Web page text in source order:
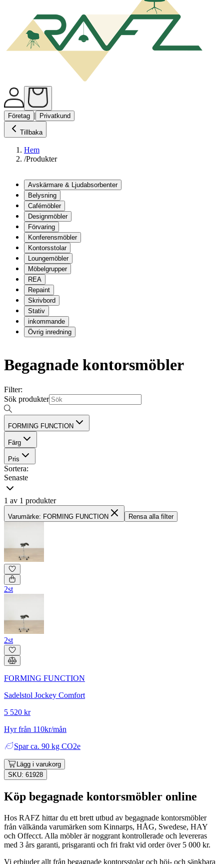
Företag | Privatkund
Tillbaka
Hem
/Produkter
Avskärmare & Ljudabsorbenter
Belysning
Cafémöbler
Designmöbler
Förvaring
Konferensmöbler
Kontorsstolar
Loungemöbler
Möbelgrupper
REA
Repaint
Skrivbord
Stativ
inkommande
Övrig inredning
Begagnade kontorsmöbler
Filter:
Sök produkter
FORMING FUNCTION
Färg
Pris
Sortera:
Senaste
1 av 1 produkter
Varumärke: FORMING FUNCTION Rensa alla filter
2st
2st
FORMING FUNCTION
Sadelstol Jockey Comfort
5 520 kr
Hyr från 110kr/mån
Spar ca. 90 kg CO2e
Lägg i varukorg
SKU: 61928
Köp begagnade kontorsmöbler online
Hos RAFZ hittar du ett brett utbud av begagnade kontorsmöbler
från välkända varumärken som Kinnarps, HÅG, Swedese, HAY
och Offecct. Alla möbler är noggrant kontrollerade och levereras
med 3 års garanti, prisgaranti och fri frakt vid order över 5 000 kr.
Vi erbjuder allt från begagnade kontorsstolar och höj- och sänkbara